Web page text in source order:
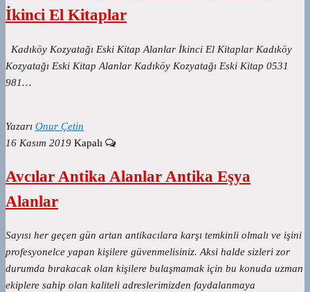
İkinci El Kitaplar
Kadıköy Kozyatağı Eski Kitap Alanlar İkinci El Kitaplar Kadıköy
Kozyatağı Eski Kitap Alanlar Kadıköy Kozyatağı Eski Kitap 0531
981…
Yazarı Onur Çetin
16 Kasım 2019 Kapalı
Avcılar Antika Alanlar Antika Eşya
Alanlar
Sayısı her geçen gün artan antikacılara karşı temkinli olmalı ve işini
profesyonelce yapan kişilere güvenmelisiniz. Aksi halde sizleri zor
durumda bırakacak olan kişilere bulaşmamak için bu konuda uzman
ekiplere sahip olan kaliteli adreslerimizden faydalanmaya